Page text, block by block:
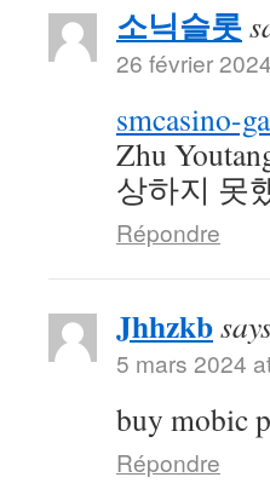
소닉슬롯
26 février
smcasino-
Zhu
상하지 못
Répondre
Jhhzkb
5 mars 2024
buy mobic
Répondre